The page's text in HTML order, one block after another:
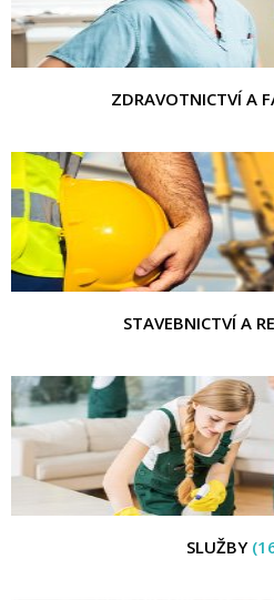
ZDRAVOTNICTVÍ A
STAVEBNICTVÍ A
SLUŽBY